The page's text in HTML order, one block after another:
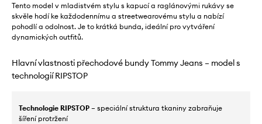
Tento model v mladistvém stylu s kapucí a raglánovými rukávy se
skvěle hodí ke každodennímu a streetwearovému stylu a nabízí
pohodlí a odolnost. Je to krátká bunda, ideální pro vytváření
dynamických outfitů.
Hlavní vlastnosti přechodové bundy Tommy Jeans – model s
technologií RIPSTOP
Technologie RIPSTOP – speciální struktura tkaniny zabraňuje
šíření protržení